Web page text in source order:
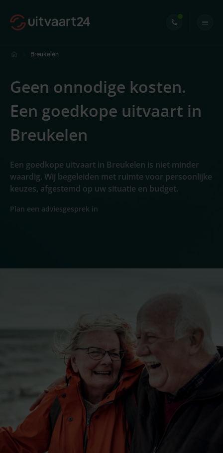
Breukelen
Geen onnodige kosten.
Een goedkope uitvaart in
Breukelen
Een goedkope uitvaart in Breukelen is niet minder
waardig. Wij begeleiden met ruimte voor persoonlijke
keuzes, afgestemd op uw situatie en budget.
Plan een adviesgesprek in